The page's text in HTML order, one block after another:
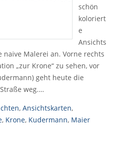
schön
koloriert
e
Ansichts
Malerei an. Vorne rechts
„zur Krone“ zu sehen, vor
geht heute die
weg.…
, Ansichtskarten,
, Krone, Kudermann, Maier